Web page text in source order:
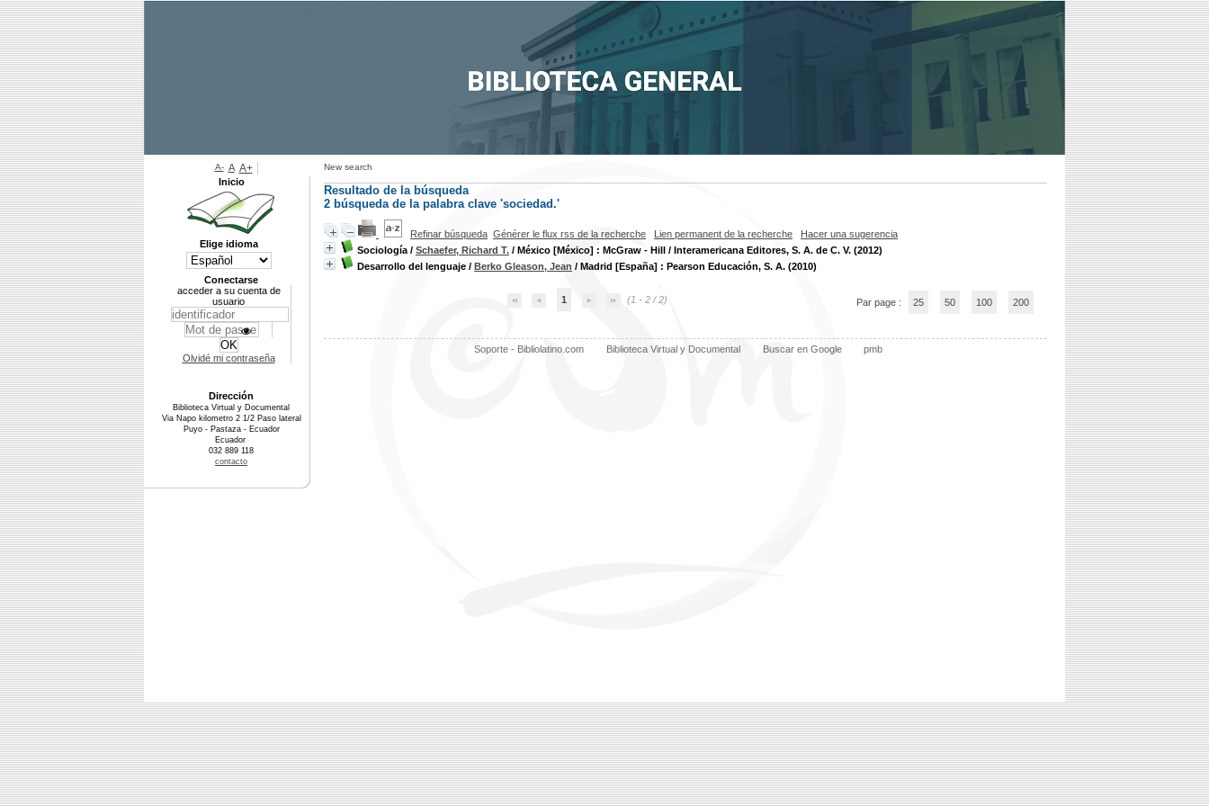
New search
Resultado de la búsqueda
2 búsqueda de la palabra clave 'sociedad.'
Refinar búsqueda Générer le flux rss de la recherche Lien permanent de la recherche
Hacer una sugerencia
Sociología / Schaefer, Richard T. / México [México] : McGraw - Hill / Interamericana Editores, S. A. de C. V. (2012)
Desarrollo del lenguaje / Berko Gleason, Jean / Madrid [España] : Pearson Educación, S. A. (2010)
1 (1 - 2 / 2) Par page : 25 50 100 200
Soporte - Bibliolatino.com Biblioteca Virtual y Documental Buscar en Google pmb
A- A A+
Inicio
Elige idioma
Conectarse
acceder a su cuenta de
usuario
Olvidé mi contraseña
Dirección
Biblioteca Virtual y Documental
Via Napo kilometro 2 1/2 Paso lateral
Puyo - Pastaza - Ecuador
Ecuador
032 889 118
contacto